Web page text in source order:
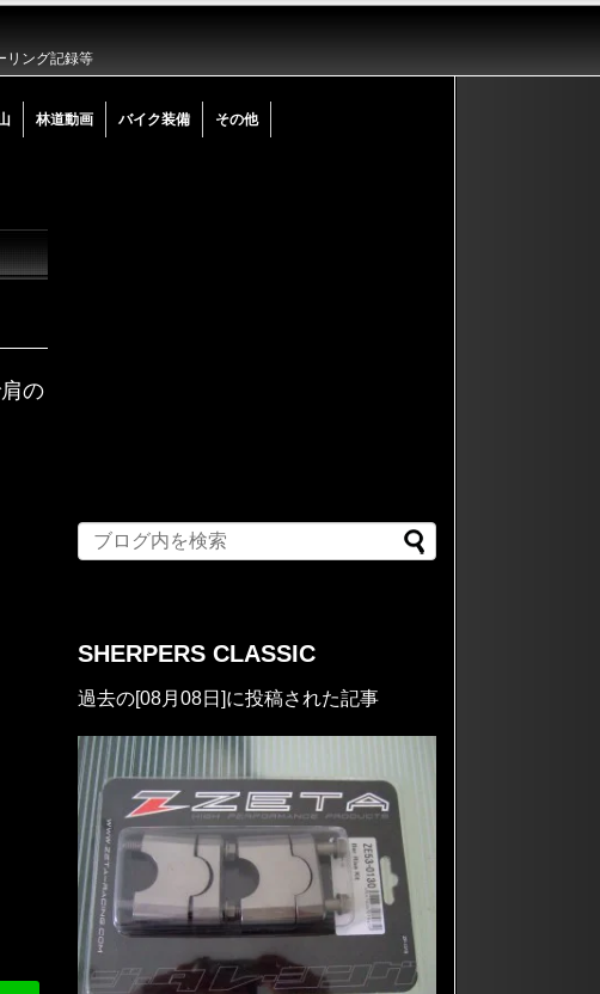
リング記録等
林道動画 バイク装備 その他
の
SHERPERS CLASSIC
過去の[08月08日]に投稿された記事